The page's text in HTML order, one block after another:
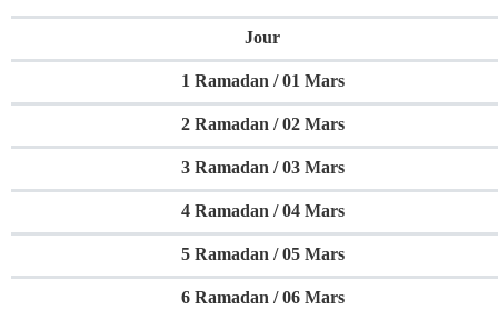
Jour
1 Ramadan / 01 Mars
2 Ramadan / 02 Mars
3 Ramadan / 03 Mars
4 Ramadan / 04 Mars
5 Ramadan / 05 Mars
6 Ramadan / 06 Mars